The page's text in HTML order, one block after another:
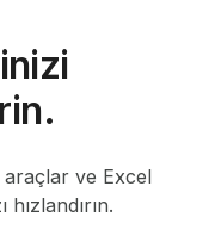
ve Excel
hızlandırın.